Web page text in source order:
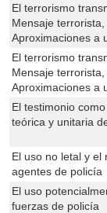
El terrorismo
Mensaje
Aproximaciones a
El terrorismo
Mensaje
Aproximaciones a
El testimonio
teórica y unitaria
El uso no letal y el
agentes de policía
El uso
fuerzas de policía